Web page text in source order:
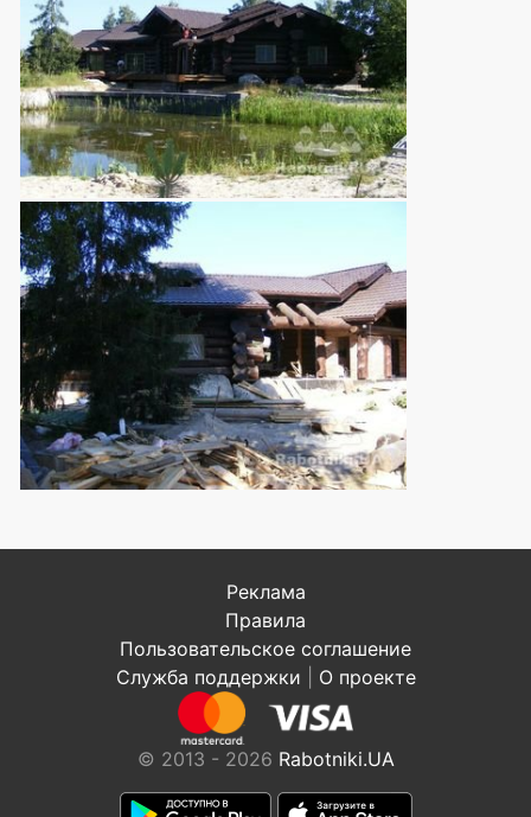
Реклама
Правила
Пользовательское соглашение
Служба поддержки
О проекте
© 2013 - 2026 Rabotniki.UA